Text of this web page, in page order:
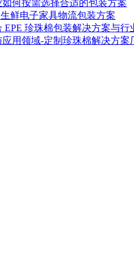
何按需选择合适的包装方案
鲜电子家具物流包装方案
EPE 珍珠棉包装解决方案与行
用领域-定制珍珠棉解决方案